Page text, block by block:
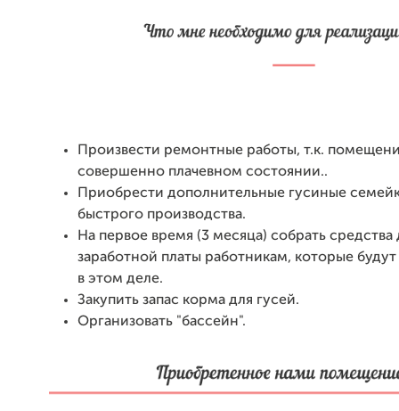
Произвести ремонтные работы, т.к.
совершенно плачевном состоянии..
Приобрести дополнительные гусиные
быстрого производства.
На первое время (3 месяца) собрать средства
заработной платы работникам, которые
в этом деле.
Закупить запас корма для гусей.
Организовать "бассейн".